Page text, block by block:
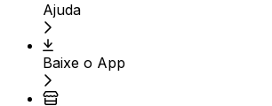
Ajuda
Baixe o App